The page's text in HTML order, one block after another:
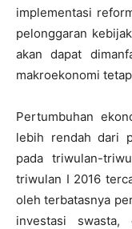
implementasi
pelonggaran
akan dapat
makroekonomi
Pertumbuhan
lebih rendah dari
pada triwulan-
triwulan I 2016
oleh terbatasnya
investasi swasta,